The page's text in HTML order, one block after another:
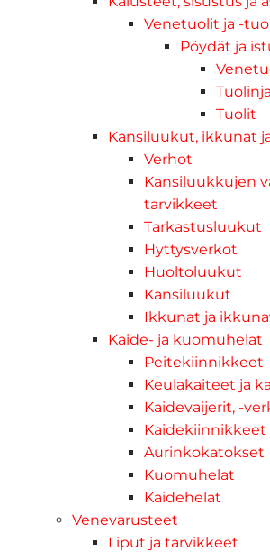
Venetuolit ja -
Pöydät ja
Tuolit
Kansiluukut, ikkunat
Verhot
Kansiluukkujen
tarvikkeet
Tarkastusluukut
Hyttysverkot
Huoltoluukut
Kansiluukut
Ikkunat ja
Kaide- ja kuomuhelat
Peitekiinnikkeet
Keulakaiteet ja
Kaidevaijerit, -
Aurinkokatokset
Kuomuhelat
Kaidehelat
Venevarusteet
Liput ja tarvikkeet